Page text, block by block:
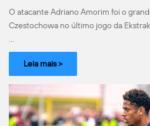
O atacante Adriano Amorim foi o
Czestochowa no último jogo da
Leia mais >